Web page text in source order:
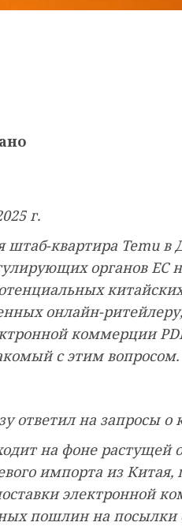
г.
штаб-квартира Temu в
органов ЕС
онлайн-
коммерции
с этим вопросом.
ответил на запросы
на фоне растущей
импорта из Китая,
электронной
пошлин на посылки